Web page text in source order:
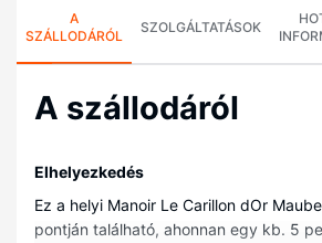
A
SZÁLLODÁRÓL
SZOLGÁLTATÁSOK
A szállodáról
Elhelyezkedés
Ez a helyi Manoir Le Carillon dOr
pontján található, ahonnan egy kb. 5